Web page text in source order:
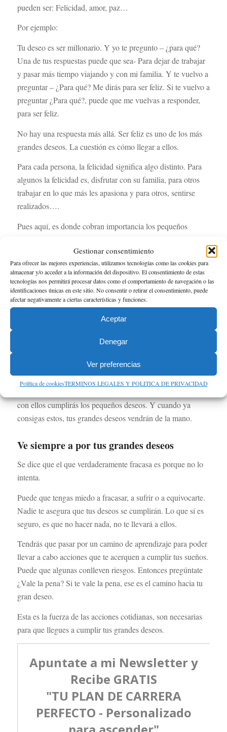
Gestionar consentimiento
Para ofrecer las mejores experiencias, utilizamos tecnologías como las cookies para
almacenar y/o acceder a la información del dispositivo. El consentimiento de estas
tecnologías nos permitirá procesar datos como el comportamiento de navegación o las
identificaciones únicas en este sitio. No consentir o retirar el consentimiento, puede
afectar negativamente a ciertas características y funciones.
Aceptar
Denegar
Ver preferencias
Política de cookiesTERMINOS LEGALES Y POLITICA DE PRIVACIDAD
pueden ser: Felicidad, amor, paz…
Por ejemplo:
Tu deseo es ser millonario. Y yo te pregunto – ¿para qué?
Una de tus respuestas puede que sea- Para dejar de trabajar
y pasar más tiempo viajando y con mi familia. Y te vuelvo a
preguntar – ¿Para qué? Me dirás para ser feliz. Si te vuelvo a
preguntar ¿Para qué?, puede que me vuelvas a responder,
para ser feliz.
No hay una respuesta más allá. Ser feliz es uno de los más
grandes deseos. La cuestión es cómo llegar a ellos.
Para cada persona, la felicidad significa algo distinto. Para
algunos la felicidad es, disfrutar con su familia, para otros
trabajar en lo que más les apasiona y para otros, sentirse
realizados….
Pues aquí, es donde cobran importancia los pequeños
ser voluntario en África. En la medida que realicemos
nuestros pequeños deseos nos acercaremos a los grandes.
La cuestión es saber colmar los pequeños deseos y a ellos se
llegar a partir de los deseos cotidianos.
Si quieres tener una familia para ser feliz, debes trabajar día
cuidar la que ya tienes, invertir tiempo de calidad con tus
con ellos cumplirás los pequeños deseos. Y cuando ya
consigas estos, tus grandes deseos vendrán de la mano.
Ve siempre a por tus grandes deseos
Se dice que el que verdaderamente fracasa es porque no lo
intenta.
Puede que tengas miedo a fracasar, a sufrir o a equivocarte.
Nadie te asegura que tus deseos se cumplirán. Lo que sí es
seguro, es que no hacer nada, no te llevará a ellos.
Tendrás que pasar por un camino de aprendizaje para poder
llevar a cabo acciones que te acerquen a cumplir tus sueños.
Puede que algunas conlleven riesgos. Entonces pregúntate
¿Vale la pena? Si te vale la pena, ese es el camino hacia tu
gran deseo.
Esta es la fuerza de las acciones cotidianas, son necesarias
para que llegues a cumplir tus grandes deseos.